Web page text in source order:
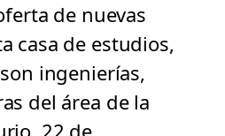
de nuevas
casa de estudios,
ingenierías,
del área de la